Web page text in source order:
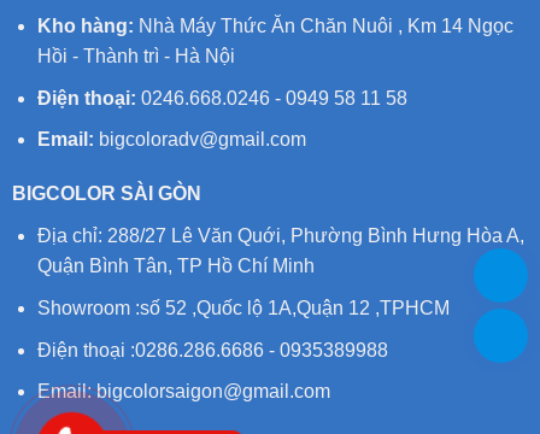
Kho hàng: Nhà Máy Thức Ăn Chăn Nuôi , Km 14 Ngọc
Hồi - Thành trì - Hà Nội
Điện thoại: 0246.668.0246 - 0949 58 11 58
Email: bigcoloradv@gmail.com
BIGCOLOR SÀI GÒN
Địa chỉ: 288/27 Lê Văn Quới, Phường Bình Hưng Hòa A,
Quận Bình Tân, TP Hồ Chí Minh
Showroom :số 52 ,Quốc lộ 1A,Quận 12 ,TPHCM
Điện thoại :0286.286.6686 - 0935389988
Email:bigcolorsaigon@gmail.com